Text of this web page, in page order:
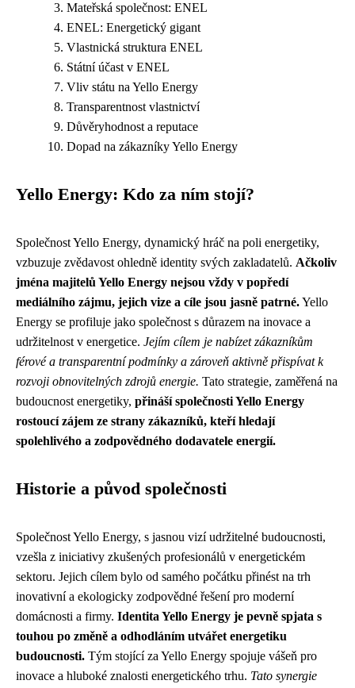
Mateřská společnost: ENEL
ENEL: Energetický gigant
Vlastnická struktura ENEL
Státní účast v ENEL
Vliv státu na Yello Energy
Transparentnost vlastnictví
Důvěryhodnost a reputace
Dopad na zákazníky Yello Energy
Yello Energy: Kdo za ním stojí?
Společnost Yello Energy, dynamický hráč na poli energetiky,
vzbuzuje zvědavost ohledně identity svých zakladatelů. Ačkoliv
jména majitelů Yello Energy nejsou vždy v popředí
mediálního zájmu, jejich vize a cíle jsou jasně patrné.Yello
Energy se profiluje jako společnost s důrazem na inovace a
udržitelnost v energetice. Jejím cílem je nabízet zákazníkům
férové a transparentní podmínky a zároveň aktivně přispívat k
rozvoji obnovitelných zdrojů energie. Tato strategie, zaměřená na
budoucnost energetiky, přináší společnosti Yello Energy
rostoucí zájem ze strany zákazníků, kteří hledají
spolehlivého a zodpovědného dodavatele energií.
Historie a původ společnosti
Společnost Yello Energy, s jasnou vizí udržitelné budoucnosti,
vzešla z iniciativy zkušených profesionálů v energetickém
sektoru. Jejich cílem bylo od samého počátku přinést na trh
inovativní a ekologicky zodpovědné řešení pro moderní
domácnosti a firmy. Identita Yello Energy je pevně spjata s
touhou po změně a odhodláním utvářet energetiku
budoucnosti. Tým stojící za Yello Energy spojuje vášeň pro
inovace a hluboké znalosti energetického trhu. Tato synergie